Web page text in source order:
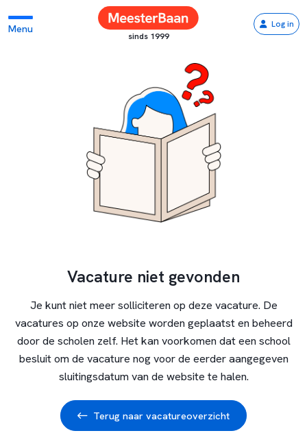
Menu
sinds 1999
Log in
Vacature niet gevonden
Je kunt niet meer solliciteren op deze vacature. De
vacatures op onze website worden geplaatst en beheerd
door de scholen zelf. Het kan voorkomen dat een school
besluit om de vacature nog voor de eerder aangegeven
sluitingsdatum van de website te halen.
Terug naar vacatureoverzicht